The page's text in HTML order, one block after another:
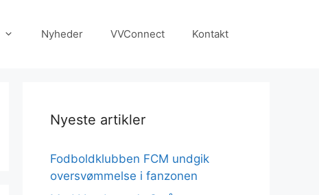
Nyheder VVConnect Kontakt
Nyeste artikler
Fodboldklubben FCM undgik
oversvømmelse i fanzonen